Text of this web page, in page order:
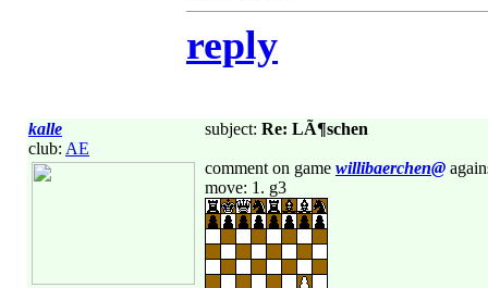
reply
kalle
club: AE
subject: Re: LÃ¶schen
comment on game willibaerchen@
move: 1. g3